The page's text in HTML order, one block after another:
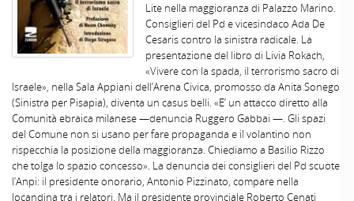
Lite nella maggioranza di Palazzo Marino.
Consiglieri del Pd e vicesindaco Ada De
Cesaris contro la sinistra radicale. La
presentazione del libro di Livia Rokach,
«Vivere con la spada, il terrorismo sacro di
Israele», nella Sala Appiani dell’Arena Civica, promosso da Anita Sonego
(Sinistra per Pisapia), diventa un casus belli. «E’ un attacco diretto alla
Comunità ebraica milanese —denuncia Ruggero Gabbai —. Gli spazi
del Comune non si usano per fare propaganda e il volantino non
rispecchia la posizione della maggioranza. Chiediamo a Basilio Rizzo
che tolga lo spazio concesso». La denuncia dei consiglieri del Pd scuote
l’Anpi: il presidente onorario, Antonio Pizzinato, compare nella
locandina tra i relatori. Ma il presidente provinciale Roberto Cenati